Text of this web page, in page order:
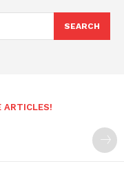
SEARCH
ARTICLES!